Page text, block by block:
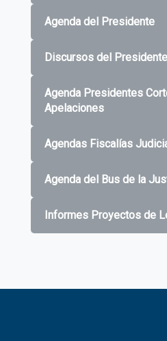
Agenda del Presidente
Discursos del Presidente
Agenda Presidentes
Apelaciones
Agendas Fiscalías
Agenda del Bus de la
Informes Proyectos de